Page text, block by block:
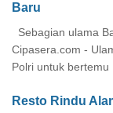
Baru
Sebagian ulama
Cipasera.com -
Polri untuk bertemu
Resto Rindu